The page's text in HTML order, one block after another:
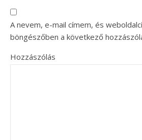
A nevem, e-mail címem, és
böngészőben a következő
Hozzászólás